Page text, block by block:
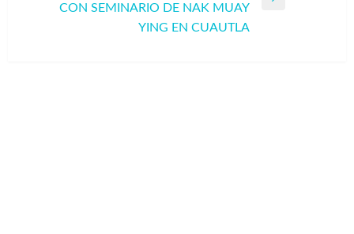
EntradaCON SEMINARIO DE NAK MUAY
YING EN CUAUTLA